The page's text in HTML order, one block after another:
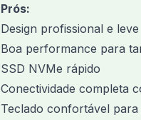
Prós:
Design profissional e leve
Boa performance para
SSD NVMe rápido
Conectividade completa
Teclado confortável